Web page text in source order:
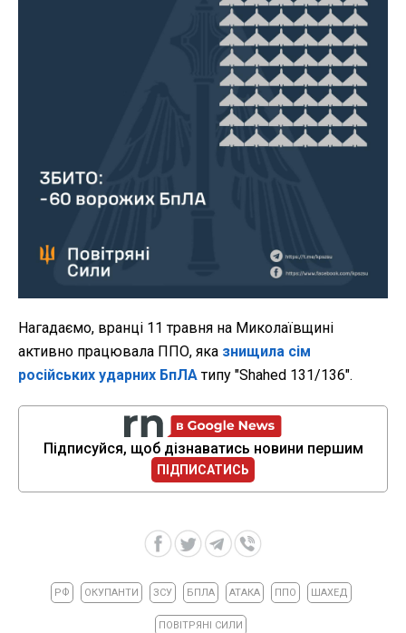
Нагадаємо, вранці 11 травня на Миколаївщині
активно працювала ППО, яка знищила сім
російських ударних БпЛАтипу "Shahed 131/136".
Підписуйся, щоб дізнаватись новини першим
ПІДПИСАТИСЬ
РФ ОКУПАНТИ ЗСУ БПЛА АТАКА ППО ШАХЕД
ПОВІТРЯНІ СИЛИ